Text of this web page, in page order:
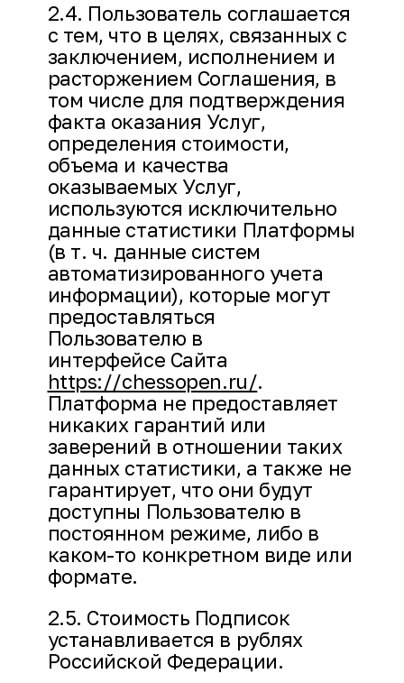
2.4. Пользователь соглашается
с тем, что в целях, связанных с
заключением, исполнением и
расторжением Соглашения, в
том числе для подтверждения
факта оказания Услуг,
определения стоимости,
объема и качества
оказываемых Услуг,
используются исключительно
данные статистики Платформы
(в т. ч. данные систем
автоматизированного учета
информации), которые могут
предоставляться
Пользователю в
интерфейсе Сайта
https://chessopen.ru/.
Платформа не предоставляет
никаких гарантий или
заверений в отношении таких
данных статистики, а также не
гарантирует, что они будут
доступны Пользователю в
постоянном режиме, либо в
каком-то конкретном виде или
формате.
2.5. Стоимость Подписок
устанавливается в рублях
Российской Федерации.